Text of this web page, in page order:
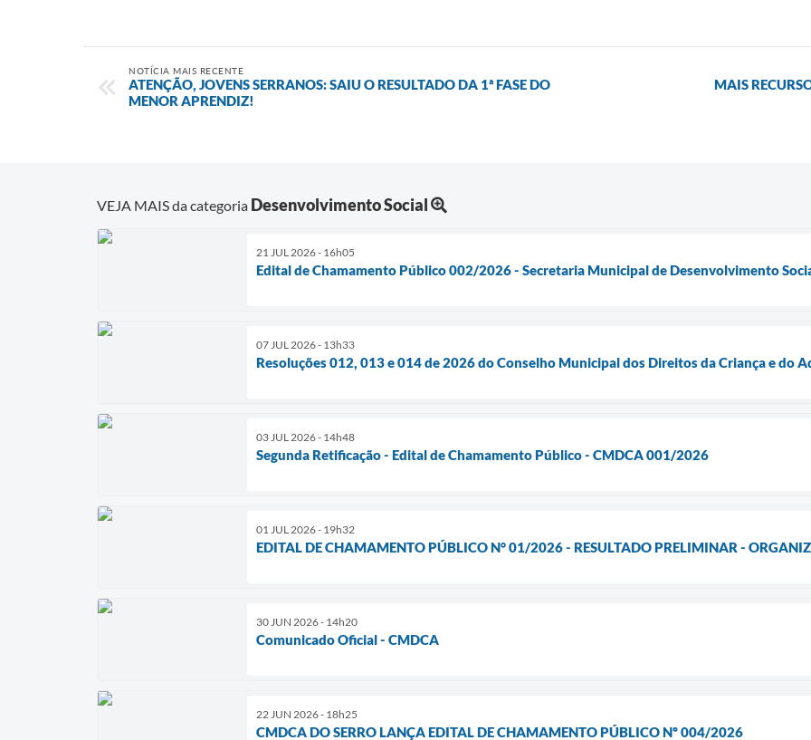
NOTÍCIA MAIS RECENTE
ATENÇÃO, JOVENS SERRANOS: SAIU O RESULTADO DA 1ª FASE DO
MENOR APRENDIZ!
MAIS
VEJA MAIS da categoria Desenvolvimento Social
21 JUL 2026 - 16h05
Edital de Chamamento Público 002/2026 - Secretaria Municipal de Desenvolvimento
07 JUL 2026 - 13h33
Resoluções 012, 013 e 014 de 2026 do Conselho Municipal dos Direitos da Criança e do
03 JUL 2026 - 14h48
Segunda Retificação - Edital de Chamamento Público - CMDCA 001/2026
01 JUL 2026 - 19h32
EDITAL DE CHAMAMENTO PÚBLICO N° 01/2026 - RESULTADO PRELIMINAR -
30 JUN 2026 - 14h20
Comunicado Oficial - CMDCA
22 JUN 2026 - 18h25
CMDCA DO SERRO LANÇA EDITAL DE CHAMAMENTO PÚBLICO Nº 004/2026